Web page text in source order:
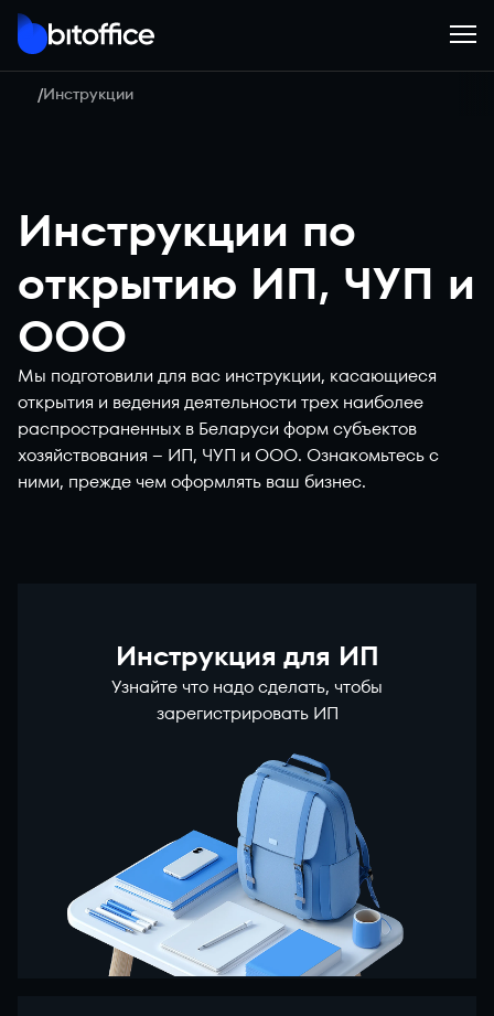
Инструкции
Инструкции по
открытию ИП, ЧУП и
ООО
Мы подготовили для вас инструкции, касающиеся
открытия и ведения деятельности трех наиболее
распространенных в Беларуси форм субъектов
хозяйствования – ИП, ЧУП и ООО. Ознакомьтесь с
ними, прежде чем оформлять ваш бизнес.
Инструкция для ИП
Узнайте что надо сделать, чтобы
зарегистрировать ИП